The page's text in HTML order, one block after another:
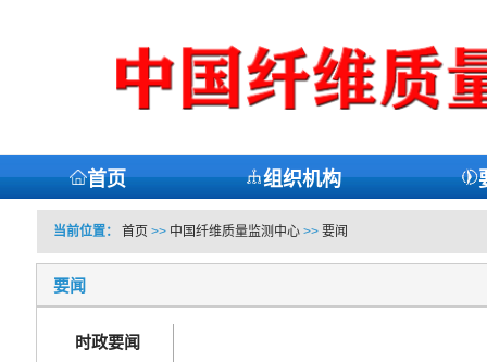
首页 组织机构
当前位置： 首页 >> 中国纤维质量监测中心>> 要闻
要闻
时政要闻